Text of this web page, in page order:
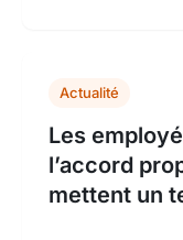
Actualité
Les
l’accord
mettent un